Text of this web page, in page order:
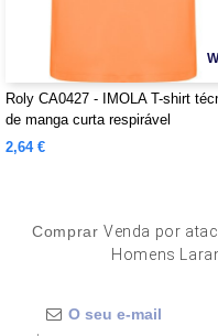
Roly CA0427 - IMOLA T-shirt
de manga curta respirável
2,64 €
ComprarVenda por
Homens